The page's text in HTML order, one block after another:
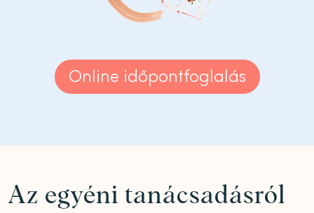
Online időpontfoglalás
Az egyéni tanácsadásról